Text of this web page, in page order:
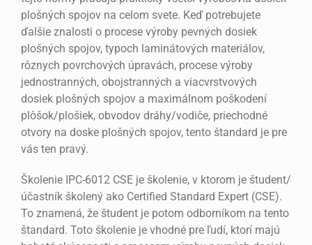
plošných spojov na celom svete. Keď potrebujete
ďalšie znalosti o procese výroby pevných dosiek
plošných spojov, typoch laminátových materiálov,
rôznych povrchových úpravách, procese výroby
jednostranných, obojstranných a viacvrstvových
dosiek plošných spojov a maximálnom poškodení
plôšok/plošiek, obvodov dráhy/vodiče, priechodné
otvory na doske plošných spojov, tento štandard je pre
vás ten pravý.
Školenie IPC-6012 CSE je školenie, v ktorom je študent/
účastník školený ako Certified Standard Expert (CSE).
To znamená, že študent je potom odborníkom na tento
štandard. Toto školenie je vhodné pre ľudí, ktorí majú